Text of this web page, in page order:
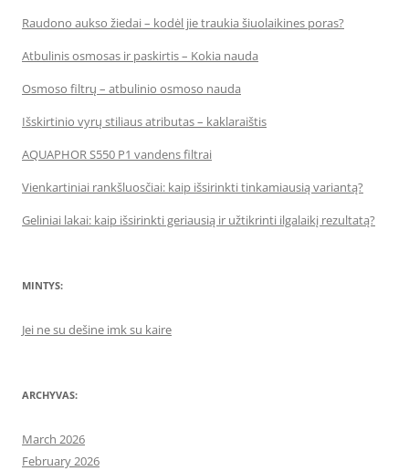
Raudono aukso žiedai – kodėl jie traukia šiuolaikines poras?
Atbulinis osmosas ir paskirtis – Kokia nauda
Osmoso filtrų – atbulinio osmoso nauda
Išskirtinio vyrų stiliaus atributas – kaklaraištis
AQUAPHOR S550 P1 vandens filtrai
Vienkartiniai rankšluosčiai: kaip išsirinkti tinkamiausią variantą?
Geliniai lakai: kaip išsirinkti geriausią ir užtikrinti ilgalaikį rezultatą?
MINTYS:
Jei ne su dešine imk su kaire
ARCHYVAS:
March 2026
February 2026